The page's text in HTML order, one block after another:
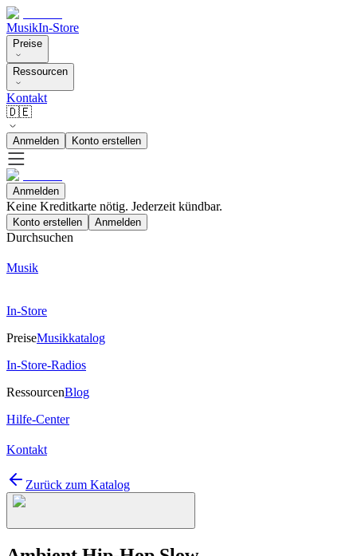
MusikIn-Store
Preise
Ressourcen
Kontakt
🇩🇪
Anmelden Konto erstellen
Anmelden
Keine Kreditkarte nötig. Jederzeit kündbar.
Konto erstellen Anmelden
Durchsuchen
Musik
In-Store
PreiseMusikkatalog
In-Store-Radios
RessourcenBlog
Hilfe-Center
Kontakt
Zurück zum Katalog